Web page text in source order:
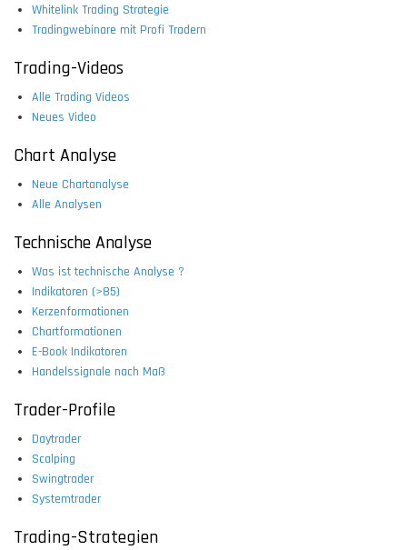
Whitelink Trading Strategie
Tradingwebinare mit Profi Tradern
Trading-Videos
Alle Trading Videos
Neues Video
Chart Analyse
Neue Chartanalyse
Alle Analysen
Technische Analyse
Was ist technische Analyse ?
Indikatoren (>85)
Kerzenformationen
Chartformationen
E-Book Indikatoren
Handelssignale nach Maß
Trader-Profile
Daytrader
Scalping
Swingtrader
Systemtrader
Trading-Strategien